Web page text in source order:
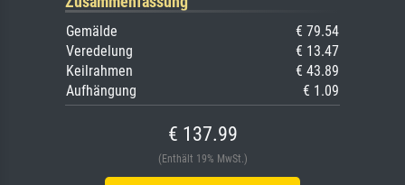
Gemälde
€ 79.54
Veredelung
€ 13.47
Keilrahmen
€ 43.89
Aufhängung
€ 1.09
€ 137.99
(Enthält 19% MwSt.)